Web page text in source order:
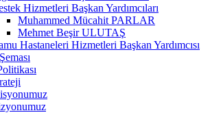
Hizmetleri Başkan Yardımcıları
Muhammed Mücahit PARLAR
Mehmet Beşir ULUTAŞ
Hastaneleri Hizmetleri Başkan Yardımcısı